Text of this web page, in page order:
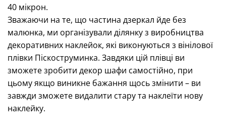
40 мікрон.
Зважаючи на те, що частина дзеркал йде без
малюнка, ми організували ділянку з виробництва
декоративних наклейок, які виконуються з вінілової
плівки Піскоструминка. Завдяки цій плівці ви
зможете зробити декор шафи самостійно, при
цьому якщо виникне бажання щось змінити – ви
завжди зможете видалити стару та наклеїти нову
наклейку.